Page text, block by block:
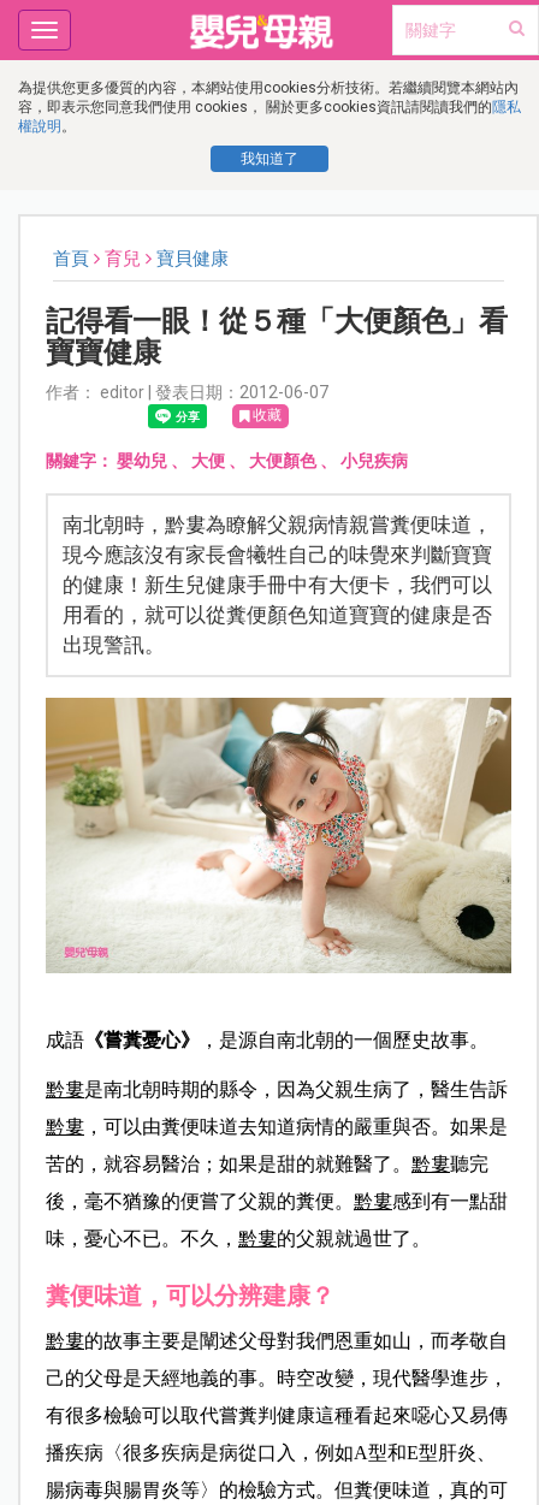
為提供您更多優質的內容，本網站使用cookies分析技術。若繼續閱覽本網站內
容，即表示您同意我們使用 cookies， 關於更多cookies資訊請閱讀我們的隱私
權說明 。
我知道了
Toggle
navigation
首頁 育兒 寶貝健康
記得看一眼！從５種「大便顏色」看
寶寶健康
作者： editor | 發表日期：2012-06-07
收藏
關鍵字： 嬰幼兒、 大便、 大便顏色、 小兒疾病
南北朝時，黔婁為瞭解父親病情親嘗糞便味道，
現今應該沒有家長會犧牲自己的味覺來判斷寶寶
的健康！新生兒健康手冊中有大便卡，我們可以
用看的，就可以從糞便顏色知道寶寶的健康是否
出現警訊。
成語《嘗糞憂心》 ，是源自南北朝的一個歷史故事。
黔婁是南北朝時期的縣令，因為父親生病了，醫生告訴
黔婁，可以由糞便味道去知道病情的嚴重與否。如果是
苦的，就容易醫治；如果是甜的就難醫了。 黔婁聽完
後，毫不猶豫的便嘗了父親的糞便。 黔婁感到有一點甜
味，憂心不已。不久， 黔婁的父親就過世了。
糞便味道，可以分辨建康？
黔婁的故事主要是闡述父母對我們恩重如山，而孝敬自
己的父母是天經地義的事。時空改變，現代醫學進步，
有很多檢驗可以取代嘗糞判健康這種看起來噁心又易傳
播疾病〈很多疾病是病從口入，例如A型和E型肝炎、
腸病毒與腸胃炎等〉的檢驗方式。但糞便味道，真的可